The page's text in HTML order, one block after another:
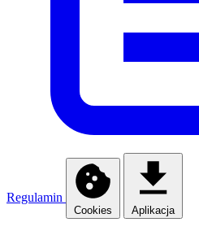
Regulamin
Cookies Aplikacja